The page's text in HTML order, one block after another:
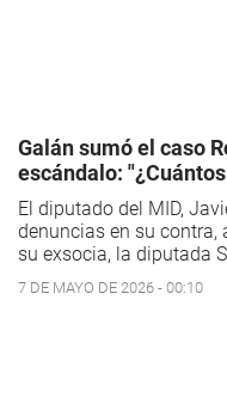
Galán sumó el caso
escándalo:
El diputado del MID,
denuncias en su contra,
su exsocia, la diputada
7 DE MAYO DE 2026 - 00:10